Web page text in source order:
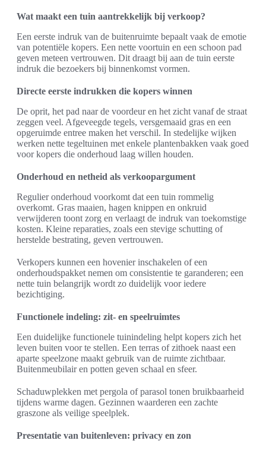
Wat maakt een tuin aantrekkelijk bij verkoop?
Een eerste indruk van de buitenruimte bepaalt vaak de emotie
van potentiële kopers. Een nette voortuin en een schoon pad
geven meteen vertrouwen. Dit draagt bij aan de tuin eerste
indruk die bezoekers bij binnenkomst vormen.
Directe eerste indrukken die kopers winnen
De oprit, het pad naar de voordeur en het zicht vanaf de straat
zeggen veel. Afgeveegde tegels, versgemaaid gras en een
opgeruimde entree maken het verschil. In stedelijke wijken
werken nette tegeltuinen met enkele plantenbakken vaak goed
voor kopers die onderhoud laag willen houden.
Onderhoud en netheid als verkoopargument
Regulier onderhoud voorkomt dat een tuin rommelig
overkomt. Gras maaien, hagen knippen en onkruid
verwijderen toont zorg en verlaagt de indruk van toekomstige
kosten. Kleine reparaties, zoals een stevige schutting of
herstelde bestrating, geven vertrouwen.
Verkopers kunnen een hovenier inschakelen of een
onderhoudspakket nemen om consistentie te garanderen; een
nette tuin belangrijk wordt zo duidelijk voor iedere
bezichtiging.
Functionele indeling: zit- en speelruimtes
Een duidelijke functionele tuinindeling helpt kopers zich het
leven buiten voor te stellen. Een terras of zithoek naast een
aparte speelzone maakt gebruik van de ruimte zichtbaar.
Buitenmeubilair en potten geven schaal en sfeer.
Schaduwplekken met pergola of parasol tonen bruikbaarheid
tijdens warme dagen. Gezinnen waarderen een zachte
graszone als veilige speelplek.
Presentatie van buitenleven: privacy en zon